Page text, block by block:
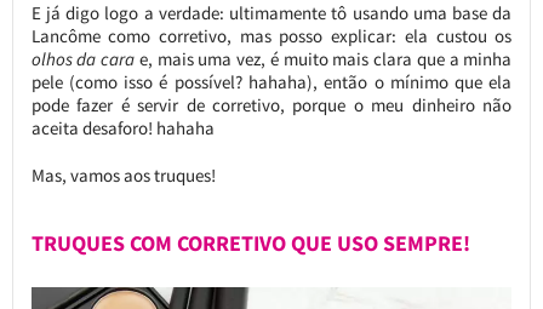
E já digo logo a verdade: ultimamente tô usando uma base da
Lancôme como corretivo, mas posso explicar: ela custou os
olhos da cara e, mais uma vez, é muito mais clara que a minha
pele (como isso é possível? hahaha), então o mínimo que ela
pode fazer é servir de corretivo, porque o meu dinheiro não
aceita desaforo! hahaha
Mas, vamos aos truques!
TRUQUES COM CORRETIVO QUE USO SEMPRE!